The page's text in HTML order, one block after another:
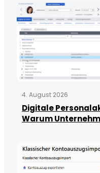
4. August 2026
Digitale
Warum